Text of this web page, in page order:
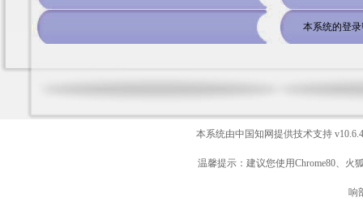
本系统的登
本系统由中国知网提供技术支持
温馨提示：建议您使用Chrome80、火
响